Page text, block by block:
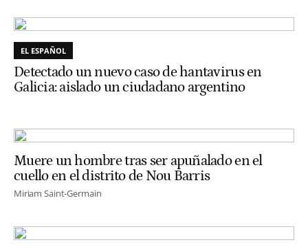
EL ESPAÑOL
Detectado un nuevo caso de hantavirus en
Galicia: aislado un ciudadano argentino
Muere un hombre tras ser apuñalado en el
cuello en el distrito de Nou Barris
Miriam Saint-Germain